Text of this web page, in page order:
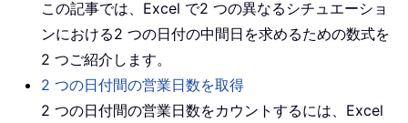
この記事では、Excel で2 つの異なるシチュエーショ
ンにおける2 つの日付の中間日を求めるための数式を
2 つご紹介します。
2 つの日付間の営業日数を取得
2 つの日付間の営業日数をカウントするには、Excel